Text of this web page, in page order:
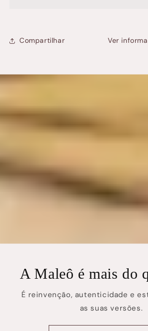
Compartilhar Ver
A Maleô é mais do
É reinvenção, autenticidade e
as suas versões.